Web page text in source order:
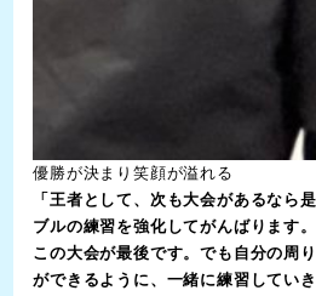
優勝が決まり笑顔が溢れる
「王者として、次も大会があるなら
ブルの練習を強化してがんばります。
この大会が最後です。でも自分の周
ができるように、一緒に練習してい